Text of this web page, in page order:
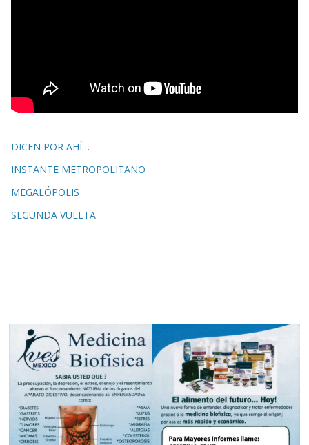
DICEN POR AHÍ…
INSTANTE METROPOLITANO
MEGALÓPOLIS
SEGUNDA VUELTA